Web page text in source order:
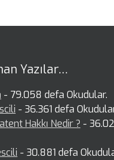
Yazılar…
- 79.058 defa Okudular.
- 36.361 defa
Hakkı Nedir ? -
- 30.881 defa